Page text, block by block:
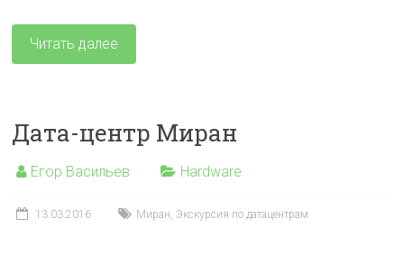
Читать далее
Дата-центр Миран
Егор Васильев Hardware
13.03.2016 Миран,Экскурсия по датацентрам